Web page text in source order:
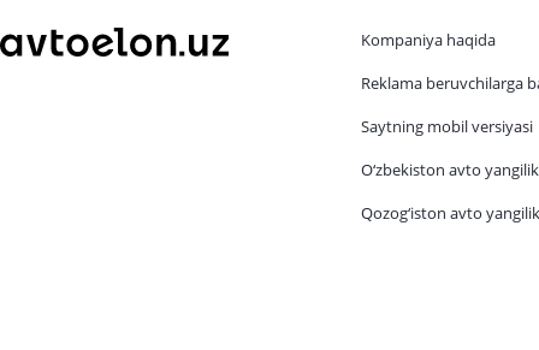
Kompaniya haqida
Reklama beruvchilarga
Saytning mobil versiyasi
O‘zbekiston avto
Qozog‘iston avto